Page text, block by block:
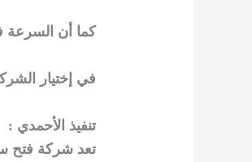
كما أن السرعة
في إختيار
تنفيذ الأحمدي :
تعد شركة فتح